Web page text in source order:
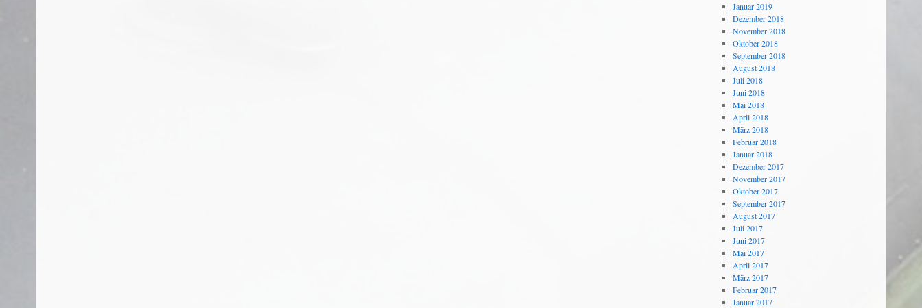
Januar 2019
Dezember 2018
November 2018
Oktober 2018
September 2018
August 2018
Juli 2018
Juni 2018
Mai 2018
April 2018
März 2018
Februar 2018
Januar 2018
Dezember 2017
November 2017
Oktober 2017
September 2017
August 2017
Juli 2017
Juni 2017
Mai 2017
April 2017
März 2017
Februar 2017
Januar 2017